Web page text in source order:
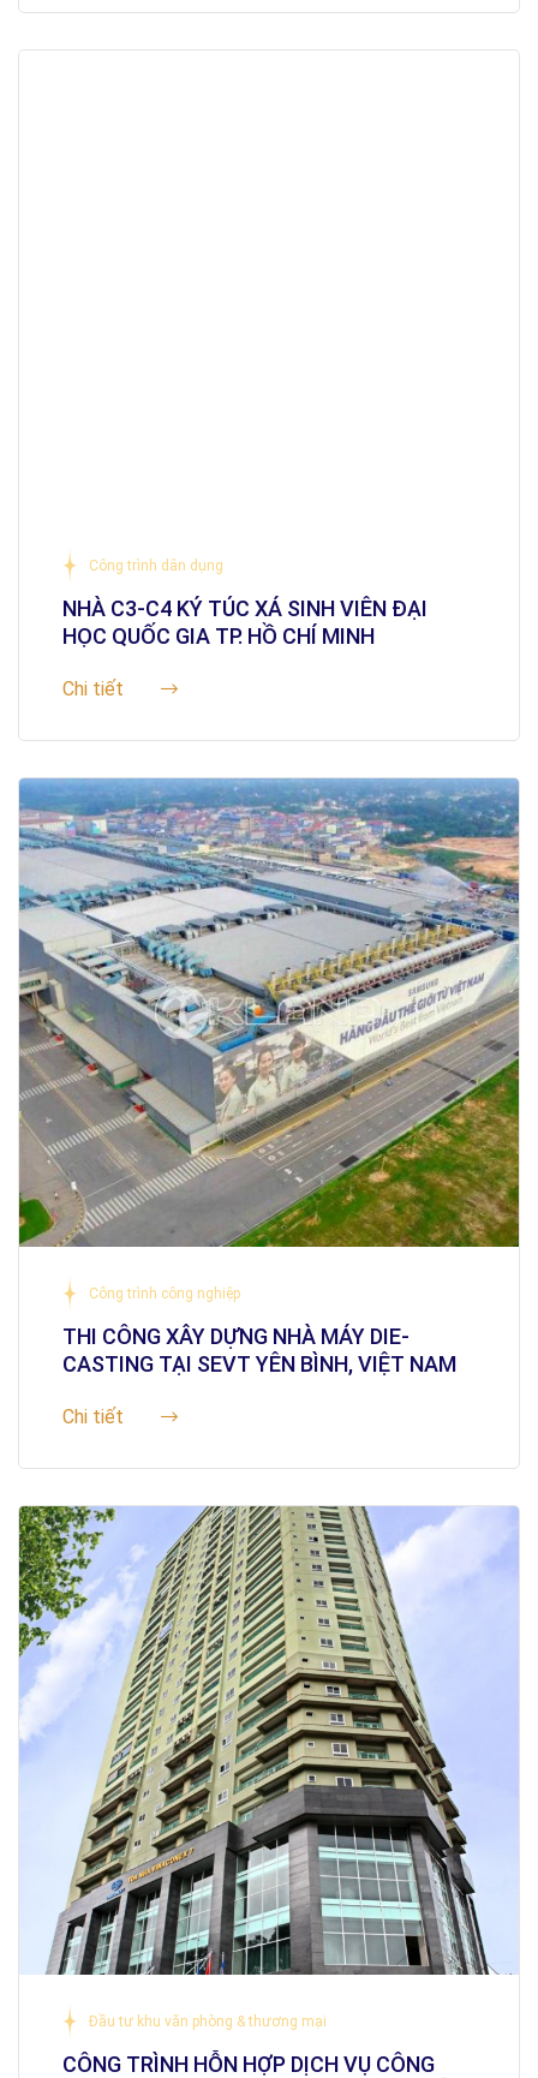
Công trình dân dụng
NHÀ C3-C4 KÝ TÚC XÁ SINH VIÊN ĐẠI
HỌC QUỐC GIA TP. HỒ CHÍ MINH
Chi tiết
Công trình công nghiệp
THI CÔNG XÂY DỰNG NHÀ MÁY DIE-
CASTING TẠI SEVT YÊN BÌNH, VIỆT NAM
Chi tiết
Đầu tư khu văn phòng & thương mại
CÔNG TRÌNH HỖN HỢP DỊCH VỤ CÔNG